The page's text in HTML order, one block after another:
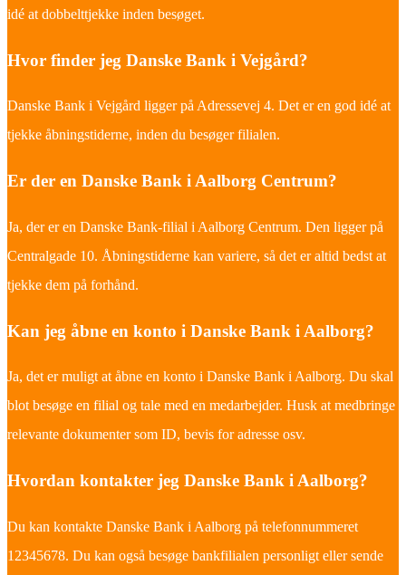
idé at dobbelttjekke inden besøget.
Hvor finder jeg Danske Bank i Vejgård?
Danske Bank i Vejgård ligger på Adressevej 4. Det er en god idé at
tjekke åbningstiderne, inden du besøger filialen.
Er der en Danske Bank i Aalborg Centrum?
Ja, der er en Danske Bank-filial i Aalborg Centrum. Den ligger på
Centralgade 10. Åbningstiderne kan variere, så det er altid bedst at
tjekke dem på forhånd.
Kan jeg åbne en konto i Danske Bank i Aalborg?
Ja, det er muligt at åbne en konto i Danske Bank i Aalborg. Du skal
blot besøge en filial og tale med en medarbejder. Husk at medbringe
relevante dokumenter som ID, bevis for adresse osv.
Hvordan kontakter jeg Danske Bank i Aalborg?
Du kan kontakte Danske Bank i Aalborg på telefonnummeret
12345678. Du kan også besøge bankfilialen personligt eller sende